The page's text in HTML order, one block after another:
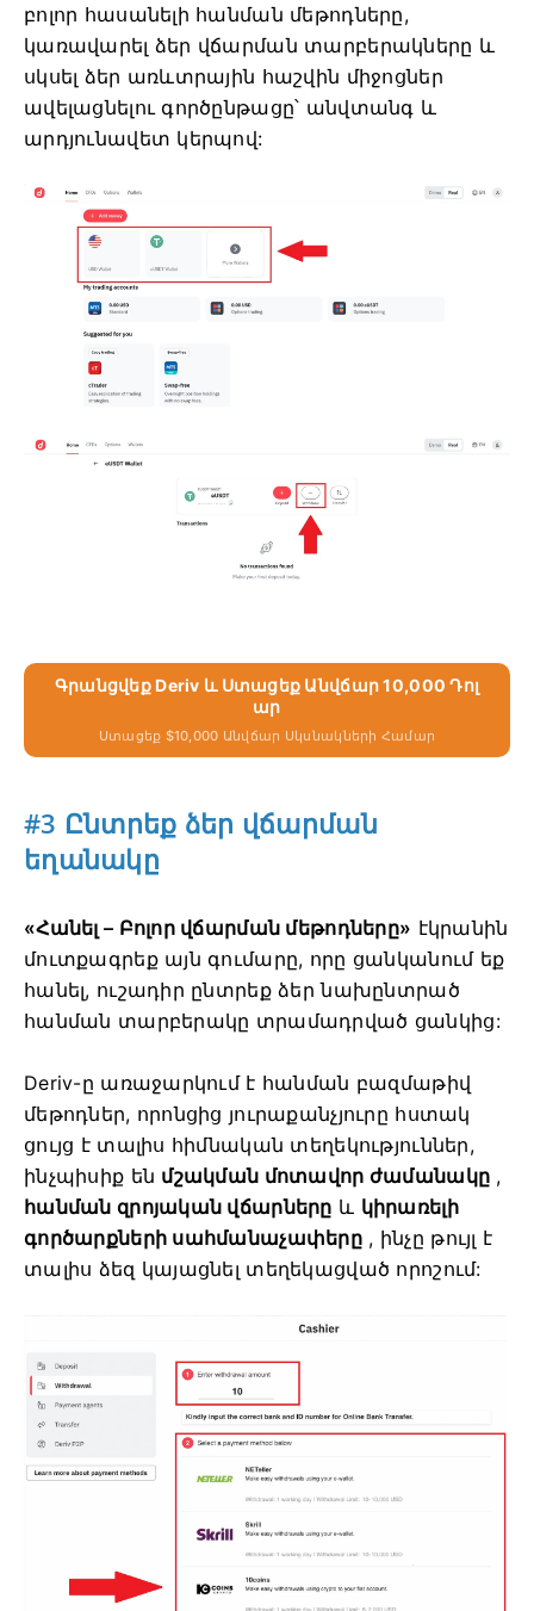
բոլոր հասանելի հանման մեթոդները,
կառավարել ձեր վճարման տարբերակները և
սկսել ձեր առևտրային հաշվին միջոցներ
ավելացնելու գործընթացը՝ անվտանգ և
արդյունավետ կերպով:
Գրանցվեք Deriv ԵՒ Ստացեք Անվճար 10,000 Դոլ
Ար
Ստացեք $10,000 Անվճար Սկսնակների Համար
#3 Ընտրեք ձեր վճարման
եղանակը
«Հանել – Բոլոր վճարման մեթոդները» էկրանին
մուտքագրեք այն գումարը, որը ցանկանում եք
հանել, ուշադիր ընտրեք ձեր նախընտրած
հանման տարբերակը տրամադրված ցանկից:
Deriv-ը առաջարկում է հանման բազմաթիվ
մեթոդներ, որոնցից յուրաքանչյուրը հստակ
ցույց է տալիս հիմնական տեղեկություններ,
ինչպիսիք են մշակման մոտավոր ժամանակը ,
հանման զրոյական վճարները և կիրառելի
գործարքների սահմանաչափերը , ինչը թույլ է
տալիս ձեզ կայացնել տեղեկացված որոշում: